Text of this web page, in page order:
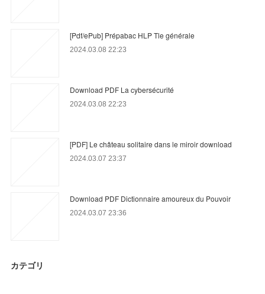
[Pdf/ePub] Prépabac HLP Tle générale
2024.03.08 22:23
Download PDF La cybersécurité
2024.03.08 22:23
[PDF] Le château solitaire dans le miroir download
2024.03.07 23:37
Download PDF Dictionnaire amoureux du Pouvoir
2024.03.07 23:36
カテゴリ